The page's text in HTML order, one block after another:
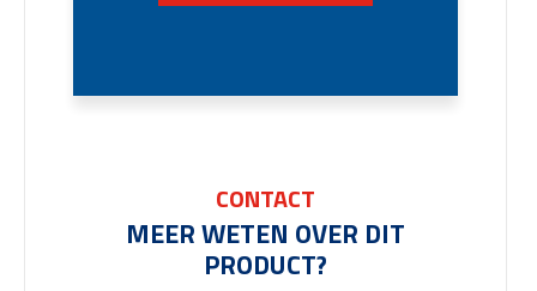
CONTACT
MEER WETEN OVER DIT
PRODUCT?